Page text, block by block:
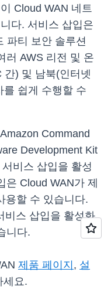
Cloud WAN 네트
다. 서비스 삽입은
파티 보안 솔루션
러 AWS 리전 및 온
간) 및 남북(인터넷
를 쉽게 수행할 수
Command
Development Kit
비스 삽입을 활성
Cloud WAN가 제
용할 수 있습니다.
비스 삽입을 활성화
니다.
제품 페이지 , 설
세요.